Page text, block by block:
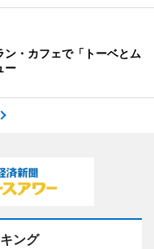
・カフェで「トーベとム
ー
ング